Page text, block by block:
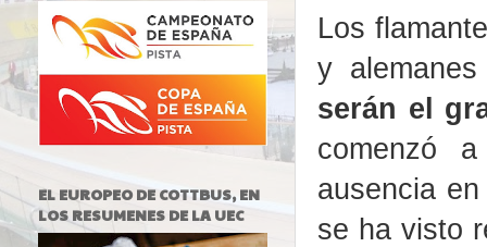
Los
y
serán el
comenzó
ausencia
se ha visto
EL EUROPEO DE COTTBUS, EN
LOS RESUMENES DE LA UEC